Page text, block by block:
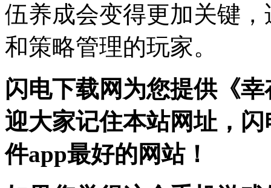
伍养成会变得更加关键
和策略管理的玩家。
闪电下载网为您提供《
迎大家记住本站网址，
件app最好的网站！